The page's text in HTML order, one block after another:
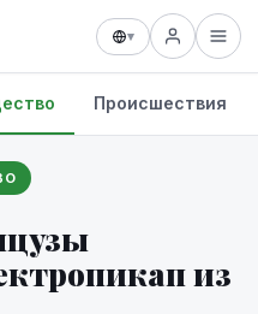
▾
Происшествия
из